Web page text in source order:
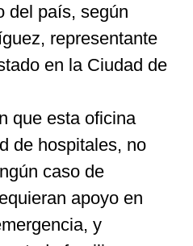
del país, según
representante
en la Ciudad de
que esta oficina
de hospitales, no
caso de
apoyo en
y